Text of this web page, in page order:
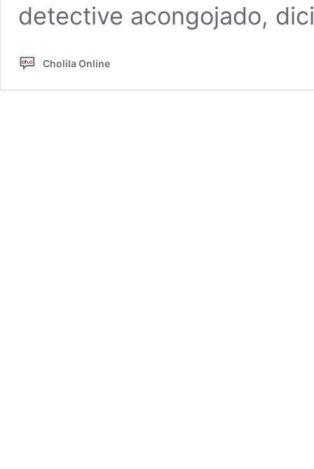
detective acongojado,
Cholila Online